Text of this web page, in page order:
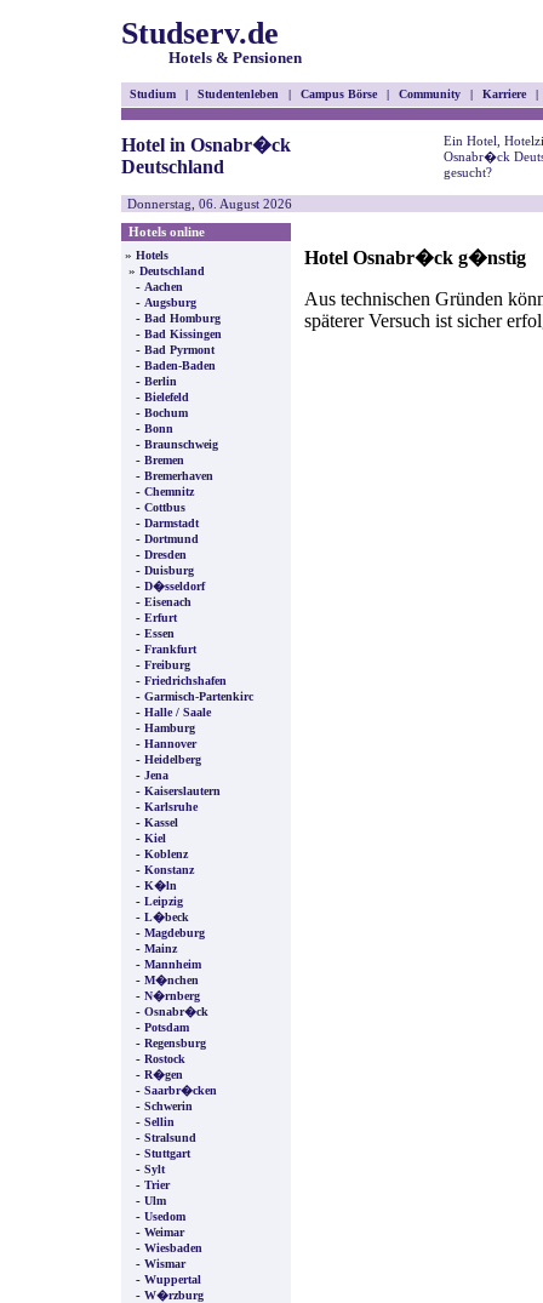
Studserv.de
Hotels & Pensionen
Studium | Studentenleben | Campus Börse | Community | Karriere |
Hotel in Osnabr�ck
Deutschland
Ein Hotel,
Osnabr�ck
gesucht?
Donnerstag, 06. August 2026
Hotels online
» Hotels
» Deutschland
- Aachen
- Augsburg
- Bad Homburg
- Bad Kissingen
- Bad Pyrmont
- Baden-Baden
- Berlin
- Bielefeld
- Bochum
- Bonn
- Braunschweig
- Bremen
- Bremerhaven
- Chemnitz
- Cottbus
- Darmstadt
- Dortmund
- Dresden
- Duisburg
- D�sseldorf
- Eisenach
- Erfurt
- Essen
- Frankfurt
- Freiburg
- Friedrichshafen
- Garmisch-Partenkirc
- Halle / Saale
- Hamburg
- Hannover
- Heidelberg
- Jena
- Kaiserslautern
- Karlsruhe
- Kassel
- Kiel
- Koblenz
- Konstanz
- K�ln
- Leipzig
- L�beck
- Magdeburg
- Mainz
- Mannheim
- M�nchen
- N�rnberg
- Osnabr�ck
- Potsdam
- Regensburg
- Rostock
- R�gen
- Saarbr�cken
- Schwerin
- Sellin
- Stralsund
- Stuttgart
- Sylt
- Trier
- Ulm
- Usedom
- Weimar
- Wiesbaden
- Wismar
- Wuppertal
- W�rzburg
Hotel Osnabr�ck g�nstig
Aus technischen Gründen
späterer Versuch ist sicher